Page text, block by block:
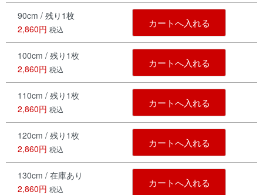
90cm / 残り1枚
2,860円 税込
カートへ入れる
100cm / 残り1枚
2,860円 税込
カートへ入れる
110cm / 残り1枚
2,860円 税込
カートへ入れる
120cm / 残り1枚
2,860円 税込
カートへ入れる
130cm / 在庫あり
2,860円 税込
カートへ入れる